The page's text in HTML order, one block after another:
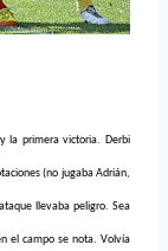
la primera victoria. Derbi
(no jugaba Adrián,
llevaba peligro. Sea
el campo se nota. Volvía